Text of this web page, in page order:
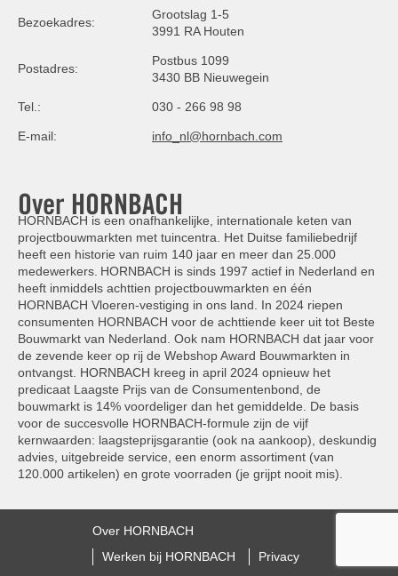
Bezoekadres:
Grootslag 1-5
3991 RA Houten
Postadres:
Postbus 1099
3430 BB Nieuwegein
Tel.: 030 - 266 98 98
E-mail: info_nl@hornbach.com
Over HORNBACH
HORNBACH is een onafhankelijke, internationale keten van
projectbouwmarkten met tuincentra. Het Duitse familiebedrijf
heeft een historie van ruim 140 jaar en meer dan 25.000
medewerkers. HORNBACH is sinds 1997 actief in Nederland en
heeft inmiddels achttien projectbouwmarkten en één
HORNBACH Vloeren-vestiging in ons land. In 2024 riepen
consumenten HORNBACH voor de achttiende keer uit tot Beste
Bouwmarkt van Nederland. Ook nam HORNBACH dat jaar voor
de zevende keer op rij de Webshop Award Bouwmarkten in
ontvangst. HORNBACH kreeg in april 2024 opnieuw het
predicaat Laagste Prijs van de Consumentenbond, de
bouwmarkt is 14% voordeliger dan het gemiddelde. De basis
voor de succesvolle HORNBACH-formule zijn de vijf
kernwaarden: laagsteprijsgarantie (ook na aankoop), deskundig
advies, uitgebreide service, een enorm assortiment (van
120.000 artikelen) en grote voorraden (je grijpt nooit mis).
Over HORNBACH
Werken bij HORNBACH
Privacy